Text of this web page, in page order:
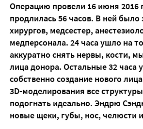
Операцию провели 16 июня 2016
продлилась 56 часов. В ней было
хирургов, медсестер,
медперсонала. 24 часа ушло на
аккуратно снять нервы, кости,
лица донора. Остальные 32 часа
собственно создание нового
3D-моделирования все
подогнать идеально. Эндрю
новые щеки, губы, нос, челюсти